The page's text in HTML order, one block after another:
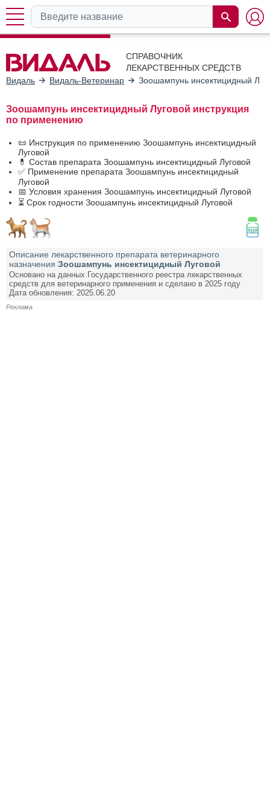
СПРАВОЧНИК
ЛЕКАРСТВЕННЫХ СРЕДСТВ
Видаль
Видаль-Ветеринар Зоошампунь инсектицидный
Зоошампунь инсектицидный Луговой инструкция
по применению
📜 Инструкция по применению Зоошампунь инсектицидный
Луговой
💊 Состав препарата Зоошампунь инсектицидный Луговой
✅ Применение препарата Зоошампунь инсектицидный
Луговой
📅 Условия хранения Зоошампунь инсектицидный Луговой
⏳ Срок годности Зоошампунь инсектицидный Луговой
Описание лекарственного препарата ветеринарного
назначения Зоошампунь инсектицидный Луговой
Основано на данных Государственного реестра лекарственных
средств для ветеринарного применения и сделано в 2025 году
Дата обновления: 2025.06.20
Реклама